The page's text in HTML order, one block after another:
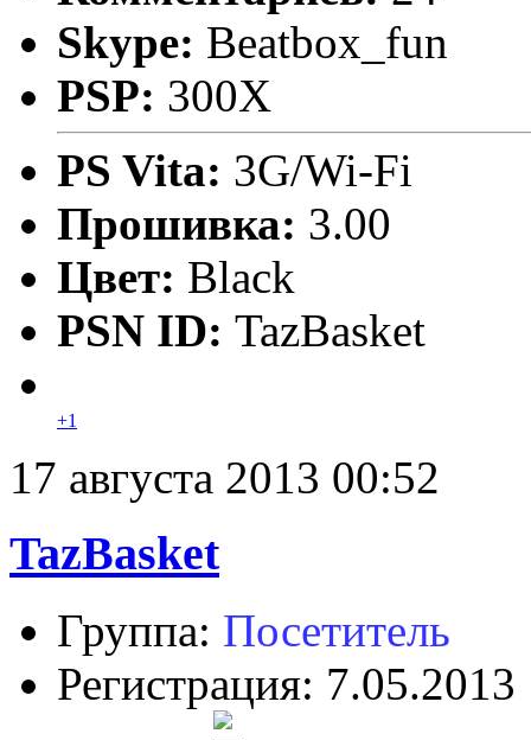
Skype: Beatbox_fun
PSP: 300X
PS Vita: 3G/Wi-Fi
Прошивка: 3.00
Цвет: Black
PSN ID: TazBasket
+1
17 августа 2013 00:52
TazBasket
Группа: Посетитель
Регистрация: 7.05.2013